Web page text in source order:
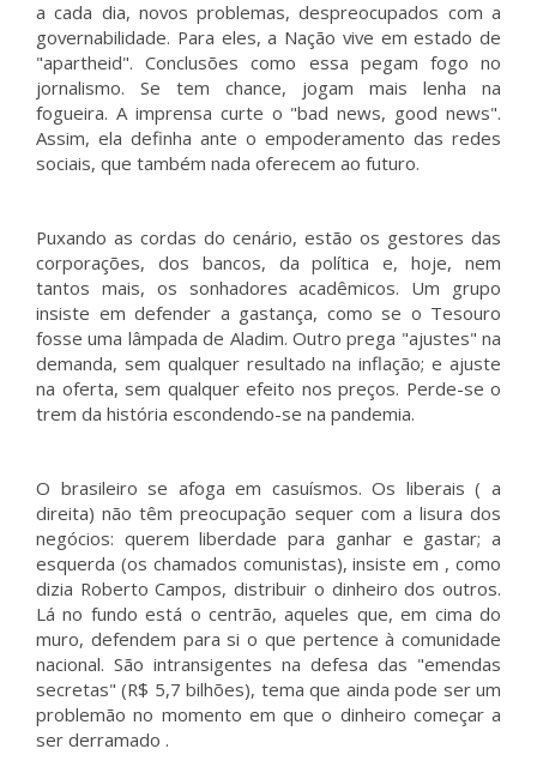
a cada dia, novos problemas, despreocupados com a
governabilidade. Para eles, a Nação vive em estado de
"apartheid". Conclusões como essa pegam fogo no
jornalismo. Se tem chance, jogam mais lenha na
fogueira. A imprensa curte o "bad news, good news".
Assim, ela definha ante o empoderamento das redes
sociais, que também nada oferecem ao futuro.
Puxando as cordas do cenário, estão os gestores das
corporações, dos bancos, da política e, hoje, nem
tantos mais, os sonhadores acadêmicos. Um grupo
insiste em defender a gastança, como se o Tesouro
fosse uma lâmpada de Aladim. Outro prega "ajustes" na
demanda, sem qualquer resultado na inflação; e ajuste
na oferta, sem qualquer efeito nos preços. Perde-se o
trem da história escondendo-se na pandemia.
O brasileiro se afoga em casuísmos. Os liberais ( a
direita) não têm preocupação sequer com a lisura dos
negócios: querem liberdade para ganhar e gastar; a
esquerda (os chamados comunistas), insiste em , como
dizia Roberto Campos, distribuir o dinheiro dos outros.
Lá no fundo está o centrão, aqueles que, em cima do
muro, defendem para si o que pertence à comunidade
nacional. São intransigentes na defesa das "emendas
secretas" (R$ 5,7 bilhões), tema que ainda pode ser um
problemão no momento em que o dinheiro começar a
ser derramado .